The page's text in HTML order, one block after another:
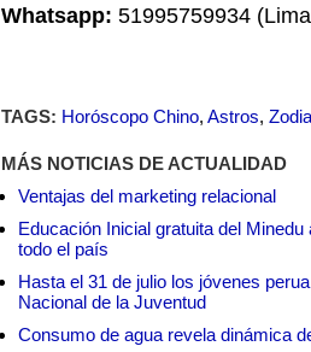
Whatsapp: 51995759934
TAGS: Horóscopo Chino, Astros,
MÁS NOTICIAS DE ACTUALIDAD
Ventajas del marketing relacional
Educación Inicial gratuita del
todo el país
Hasta el 31 de julio los jóvenes
Nacional de la Juventud
Consumo de agua revela dinámica